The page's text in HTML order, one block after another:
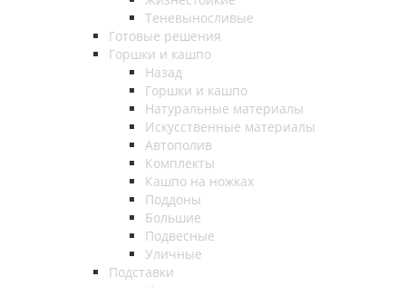
Теневыносливые
Готовые решения
Горшки и кашпо
Назад
Горшки и кашпо
Натуральные материалы
Искусственные материалы
Автополив
Комплекты
Кашпо на ножках
Поддоны
Большие
Подвесные
Уличные
Подставки